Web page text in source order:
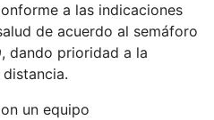
a las indicaciones
de acuerdo al semáforo
dando prioridad a la
un equipo